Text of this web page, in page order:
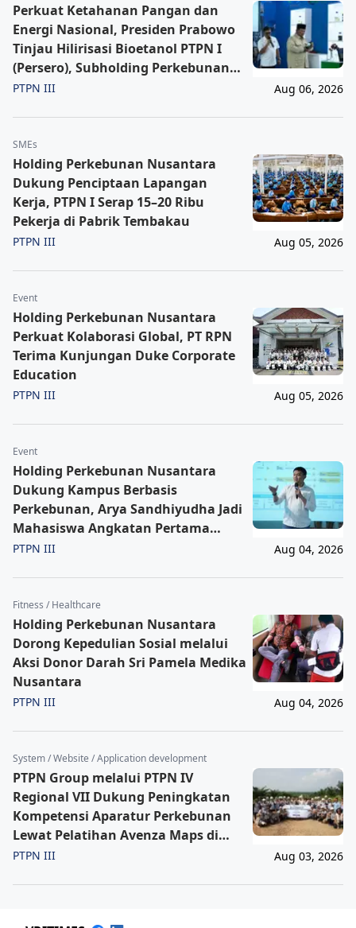
Perkuat Ketahanan Pangan dan
Energi Nasional, Presiden Prabowo
Tinjau Hilirisasi Bioetanol PTPN I
(Persero), Subholding Perkebunan
Nusantara
PTPN III Aug 06, 2026
SMEs
Holding Perkebunan Nusantara
Dukung Penciptaan Lapangan
Kerja, PTPN I Serap 15–20 Ribu
Pekerja di Pabrik Tembakau
PTPN III Aug 05, 2026
Event
Holding Perkebunan Nusantara
Perkuat Kolaborasi Global, PT RPN
Terima Kunjungan Duke Corporate
Education
PTPN III Aug 05, 2026
Event
Holding Perkebunan Nusantara
Dukung Kampus Berbasis
Perkebunan, Arya Sandhiyudha Jadi
Mahasiswa Angkatan Pertama
Magister ITSI
PTPN III Aug 04, 2026
Fitness / Healthcare
Holding Perkebunan Nusantara
Dorong Kepedulian Sosial melalui
Aksi Donor Darah Sri Pamela Medika
Nusantara
PTPN III Aug 04, 2026
System / Website / Application development
PTPN Group melalui PTPN IV
Regional VII Dukung Peningkatan
Kompetensi Aparatur Perkebunan
Lewat Pelatihan Avenza Maps di
Way Kanan
PTPN III Aug 03, 2026